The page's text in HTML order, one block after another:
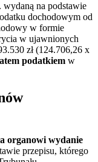
na podstawie
dochodowym od
w formie
w ujawnionych
zł (124.706,26 x
podatkiem w
organowi wydanie
przepisu, którego